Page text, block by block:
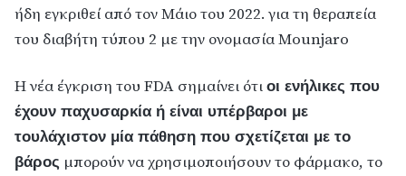
ήδη εγκριθεί από τον Μάιο του 2022. για τη θεραπεία
του διαβήτη τύπου 2 με την ονομασία Mounjaro
Η νέα έγκριση του FDA σημαίνει ότι οι ενήλικες που
έχουν παχυσαρκία ή είναι υπέρβαροι με
τουλάχιστον μία πάθηση που σχετίζεται με το
βάρος μπορούν να χρησιμοποιήσουν το φάρμακο, το